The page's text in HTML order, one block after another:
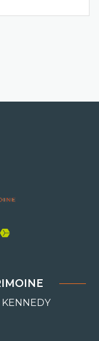
KENNEDY